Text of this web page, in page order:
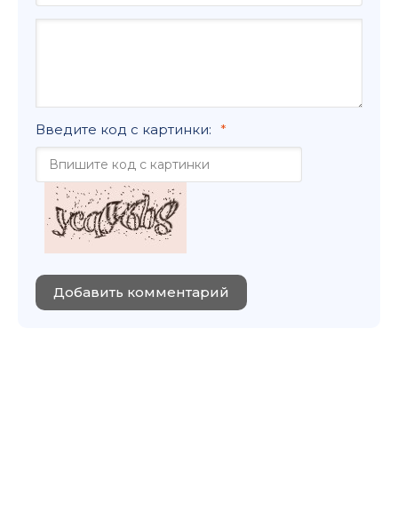
Введите код с картинки:
Добавить комментарий